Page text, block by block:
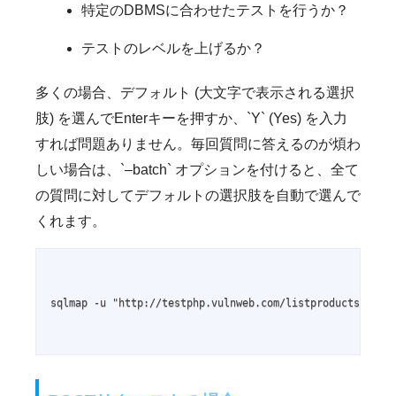
特定のDBMSに合わせたテストを行うか？
テストのレベルを上げるか？
多くの場合、デフォルト (大文字で表示される選択
肢) を選んでEnterキーを押すか、`Y` (Yes) を入力
すれば問題ありません。毎回質問に答えるのが煩わ
しい場合は、`–batch` オプションを付けると、全て
の質問に対してデフォルトの選択肢を自動で選んで
くれます。
sqlmap -u "http://testphp.vulnweb.com/